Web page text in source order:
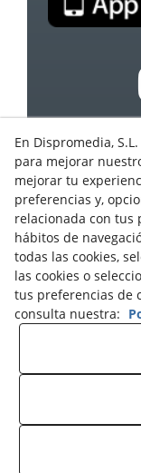
© 08/2026
derechos
En Dispromedia,
para mejorar
mejorar tu
preferencias y,
relacionada con tus
hábitos de
todas las cookies,
las cookies o
tus preferencias de
consulta nuestra: